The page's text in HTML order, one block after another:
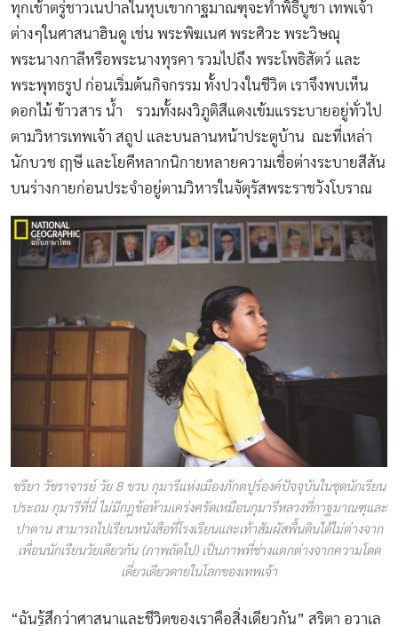
ทุกเช้าตรู่ชาวเนปาลในหุบเขากาฐมาณฑุจะทำพิธีบูชา เทพเจ้า
ต่างๆในศาสนาฮินดู เช่น พระพิฆเนศ พระศิวะ พระวิษณุ
พระนางกาลีหรือพระนางทุรคา รวมไปถึง พระโพธิสัตว์ และ
พระพุทธรูป ก่อนเริ่มต้นกิจกรรม ทั้งปวงในชีวิต เราจึงพบเห็น
ดอกไม้ ข้าวสาร น้ำ รวมทั้งผงวิภูติสีแดงเข้มแรระบายอยู่ทั่วไป
ตามวิหารเทพเจ้า สถูป และบนลานหน้าประตูบ้าน ณะที่เหล่า
นักบวช ฤๅษี และโยคีหลากนิกายหลายความเชื่อต่างระบายสีสัน
บนร่างกายก่อนประจำอยู่ตามวิหารในจัตุรัสพระราชวังโบราณ
ชรียา วัชราจารย์ วัย 8 ขวบ กุมารีแห่งเมืองภักตปูร์องค์ปัจจุบันในชุดนักเรียน
ประถม กุมารีที่นี่ ไม่มีกฎข้อห้ามเคร่งครัดเหมือนกุมารีหลวงที่กาฐมาณฑุและ
ปาตาน สามารถไปเรียนหนังสือที่โรงเรียนและเท้าสัมผัสพื้นดินได้ไม่ต่างจาก
เพื่อนนักเรียนวัยเดียวกัน (ภาพถัดไป) เป็นภาพที่ช่างแตกต่างจากความโดด
เดี่ยวเดียวดายในโลกของเทพเจ้า
“ฉันรู้สึกว่าศาสนาและชีวิตของเราคือสิ่งเดียวกัน” สริตา อวาเล